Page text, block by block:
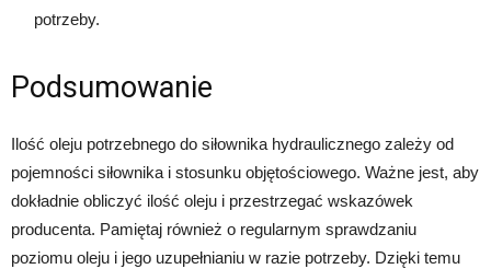
potrzeby.
Podsumowanie
Ilość oleju potrzebnego do siłownika hydraulicznego zależy od
pojemności siłownika i stosunku objętościowego. Ważne jest, aby
dokładnie obliczyć ilość oleju i przestrzegać wskazówek
producenta. Pamiętaj również o regularnym sprawdzaniu
poziomu oleju i jego uzupełnianiu w razie potrzeby. Dzięki temu